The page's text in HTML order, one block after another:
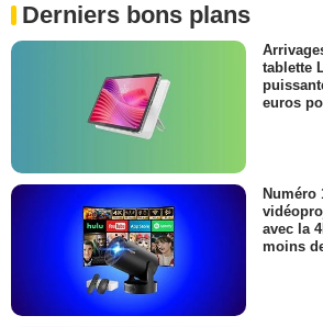
Derniers bons plans
tablette
euros
Numéro
avec la
moins